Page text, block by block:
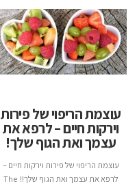
עוצמת הריפוי של פירות
וירקות חיים – לרפא את
עצמך ואת הגוף שלך!
עוצמת הריפוי של פירות וירקות חיים –
לרפא את עצמך ואת הגוף שלך!! The